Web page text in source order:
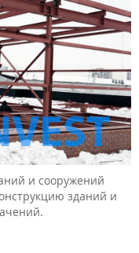
и сооружений
зданий и